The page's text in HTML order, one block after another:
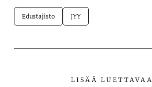
Edustajisto JYY
LISÄÄ LUETTAVAA